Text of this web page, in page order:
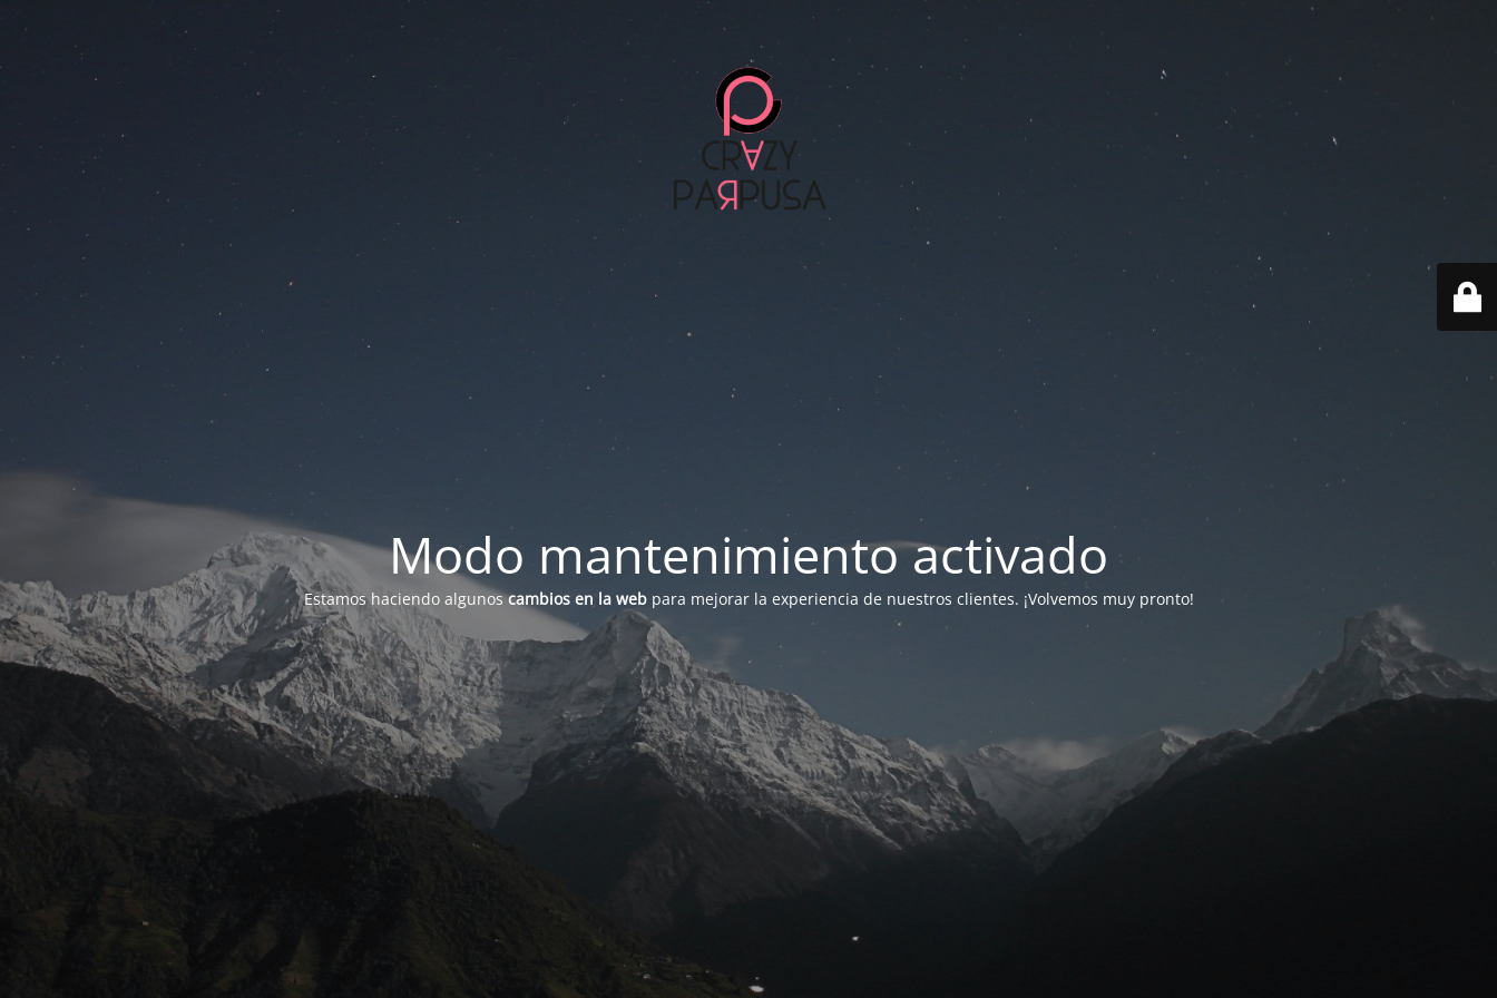
Modo mantenimiento activado
Estamos haciendo algunoscambios en la webpara mejorar la experiencia de nuestros clientes. ¡Volvemos muy pronto!